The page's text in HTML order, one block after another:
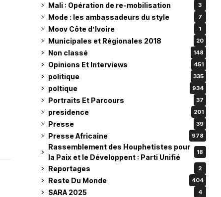
Mali : Opération de re-mobilisation 3
Mode : les ambassadeurs du style 7
Moov Côte d’Ivoire 1
Municipales et Régionales 2018 20
Non classé 148
Opinions Et Interviews 451
politique 335
poltique 934
Portraits Et Parcours 37
presidence 201
Presse 39
Presse Africaine 978
Rassemblement des Houphetistes pour
la Paix et le Développent : Parti Unifié
18
Reportages 2
Reste Du Monde 404
SARA 2025 4